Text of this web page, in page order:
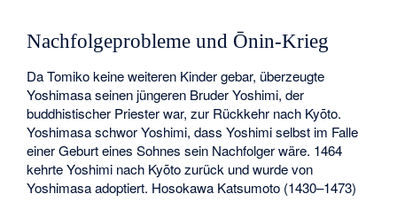
Nachfolgeprobleme und Ōnin-Krieg
Da Tomiko keine weiteren Kinder gebar, überzeugte
Yoshimasa seinen jüngeren BruderYoshimi, der
buddhistischer Priester war, zur Rückkehr nach Kyōto.
Yoshimasa schwor Yoshimi, dass Yoshimi selbst im Falle
einer Geburt eines Sohnes sein Nachfolger wäre. 1464
kehrte Yoshimi nach Kyōto zurück und wurde von
Yoshimasa adoptiert. Hosokawa Katsumoto (1430–1473)